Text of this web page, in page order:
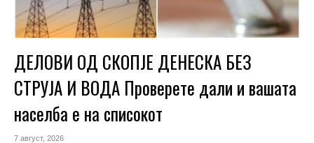
ДЕЛОВИ ОД СКОПЈЕ ДЕНЕСКА БЕЗ
СТРУЈА И ВОДА Проверете дали и вашата
населба е на списокот
7 август, 2026